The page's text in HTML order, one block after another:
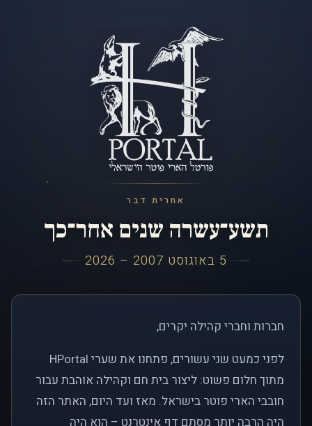
אחרית דבר
תשע־עשרה שנים אחר־כך
5 באוגוסט 2007 – 2026
חברות וחברי קהילה יקרים,
לפני כמעט שני עשורים, פתחנו את שערי HPortal
מתוך חלום פשוט: ליצור בית חם וקהילה אוהבת עבור
חובבי הארי פוטר בישראל. מאז ועד היום, האתר הזה
היה הרבה יותר מסתם דף אינטרנט – הוא היה